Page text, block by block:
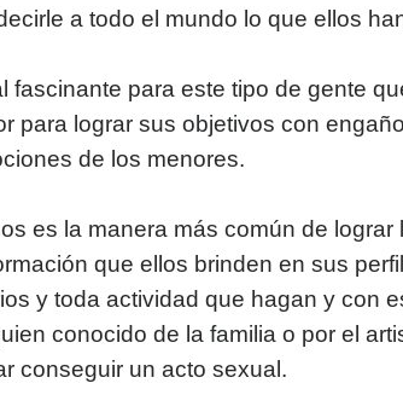
a todo el mundo lo que ellos
fascinante para este tipo de gente
para lograr sus objetivos con
de los menores.
es la manera más común de lograr
que ellos brinden en sus
y toda actividad que hagan y con
conocido de la familia o por el
conseguir un acto sexual.